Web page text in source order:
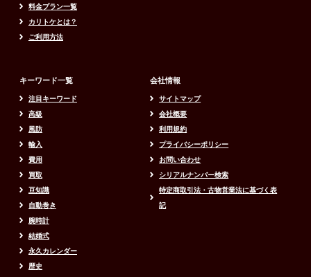
料金プラン一覧
カリトケとは？
ご利用方法
キーワード一覧
注目キーワード
高級
風防
輸入
費用
買取
豆知識
自動巻き
腕時計
結婚式
永久カレンダー
歴史
会社情報
サイトマップ
会社概要
利用規約
プライバシーポリシー
お問い合わせ
シリアルナンバー検索
特定商取引法・古物営業法に基づく表
記